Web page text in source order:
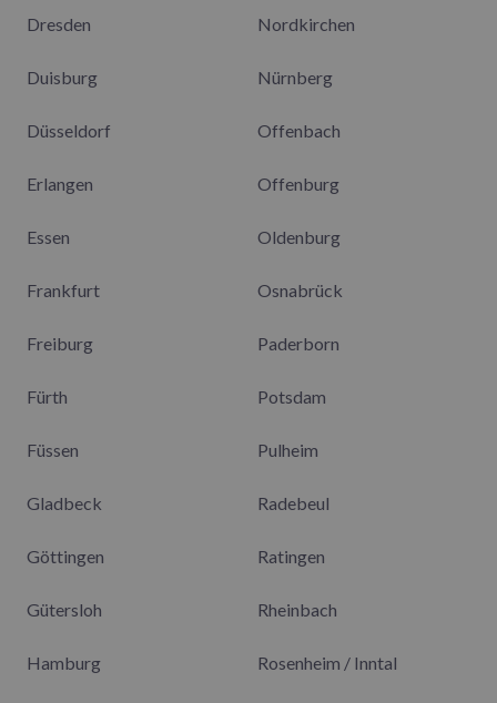
Dresden
Duisburg
Düsseldorf
Erlangen
Essen
Frankfurt
Freiburg
Fürth
Füssen
Gladbeck
Göttingen
Gütersloh
Hamburg
Nordkirchen
Nürnberg
Offenbach
Offenburg
Oldenburg
Osnabrück
Paderborn
Potsdam
Pulheim
Radebeul
Ratingen
Rheinbach
Rosenheim / Inntal